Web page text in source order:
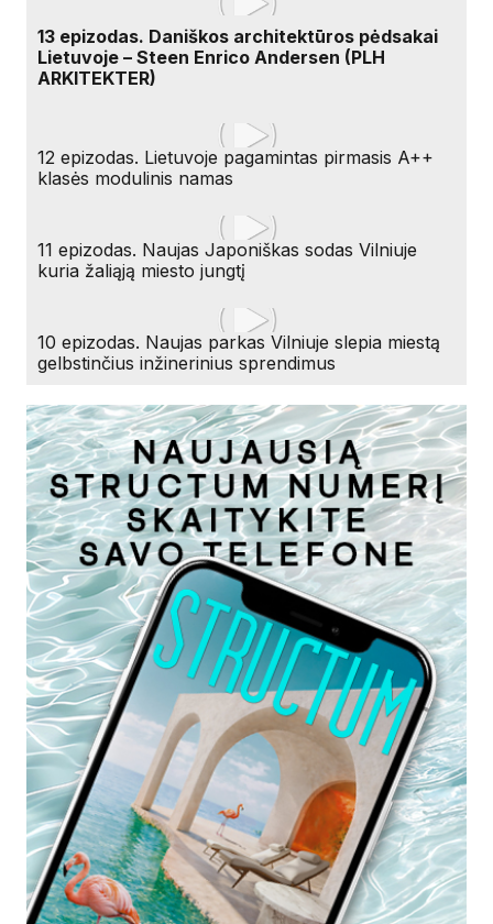
13 epizodas. Daniškos architektūros pėdsakai
Lietuvoje – Steen Enrico Andersen (PLH
ARKITEKTER)
12 epizodas. Lietuvoje pagamintas pirmasis A++
klasės modulinis namas
11 epizodas. Naujas Japoniškas sodas Vilniuje
kuria žaliąją miesto jungtį
10 epizodas. Naujas parkas Vilniuje slepia miestą
gelbstinčius inžinerinius sprendimus